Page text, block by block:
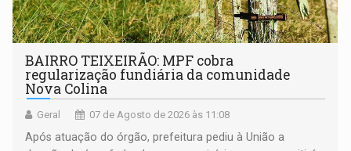
BAIRRO TEIXEIRÃO: MPF cobra
regularização fundiária da comunidade
Nova Colina
Geral 07 de Agosto de 2026 às 11:08
Após atuação do órgão, prefeitura pediu à União a